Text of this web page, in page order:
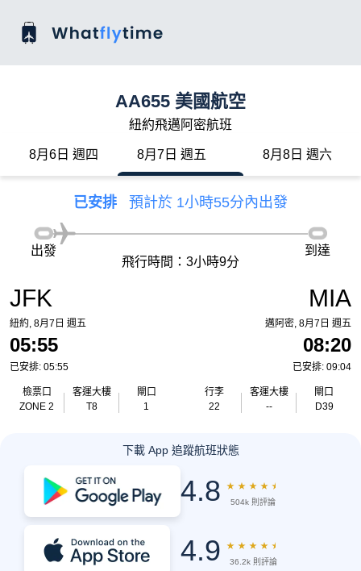
AA655 美國航空
紐約飛邁阿密航班
8月6日 週四 8月7日 週五 8月8日 週六
已安排 預計於 1小時55分內出發
JFK
紐約, 8月7日 週五
05:55
已安排: 05:55
檢票口
ZONE 2
客運大樓
T8
閘口
1
出發
飛行時間：3小時9分
到達
MIA
邁阿密, 8月7日 週五
08:20
已安排: 09:04
行李
22
客運大樓
--
閘口
D39
下載 App 追蹤航班狀態
4.8 ★ ★ ★ ★ ★
504k 則評論
4.9 ★ ★ ★ ★ ★
36.2k 則評論